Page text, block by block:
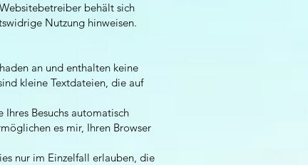
behält sich
Nutzung hinweisen.
an und enthalten keine
kleine Textdateien, die auf
Besuchs automatisch
es mir, Ihren Browser
nur im Einzelfall erlauben, die